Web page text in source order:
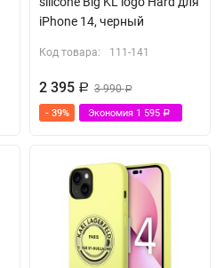
iPhone 14, черный
Код товара: 111-141
2 395 Р 3 990Р
- 39% Экономия 1 595 Р